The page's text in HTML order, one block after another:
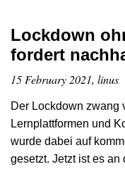
Lockdown
fordert
15 February 2021, linus
Der Lockdown zwang
Lernplattformen und
wurde dabei auf
gesetzt. Jetzt ist es